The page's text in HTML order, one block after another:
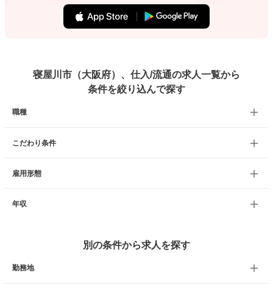
寝屋川市（大阪府）、仕入/流通の求人一覧から
条件を絞り込んで探す
職種
こだわり条件
雇用形態
年収
別の条件から求人を探す
勤務地